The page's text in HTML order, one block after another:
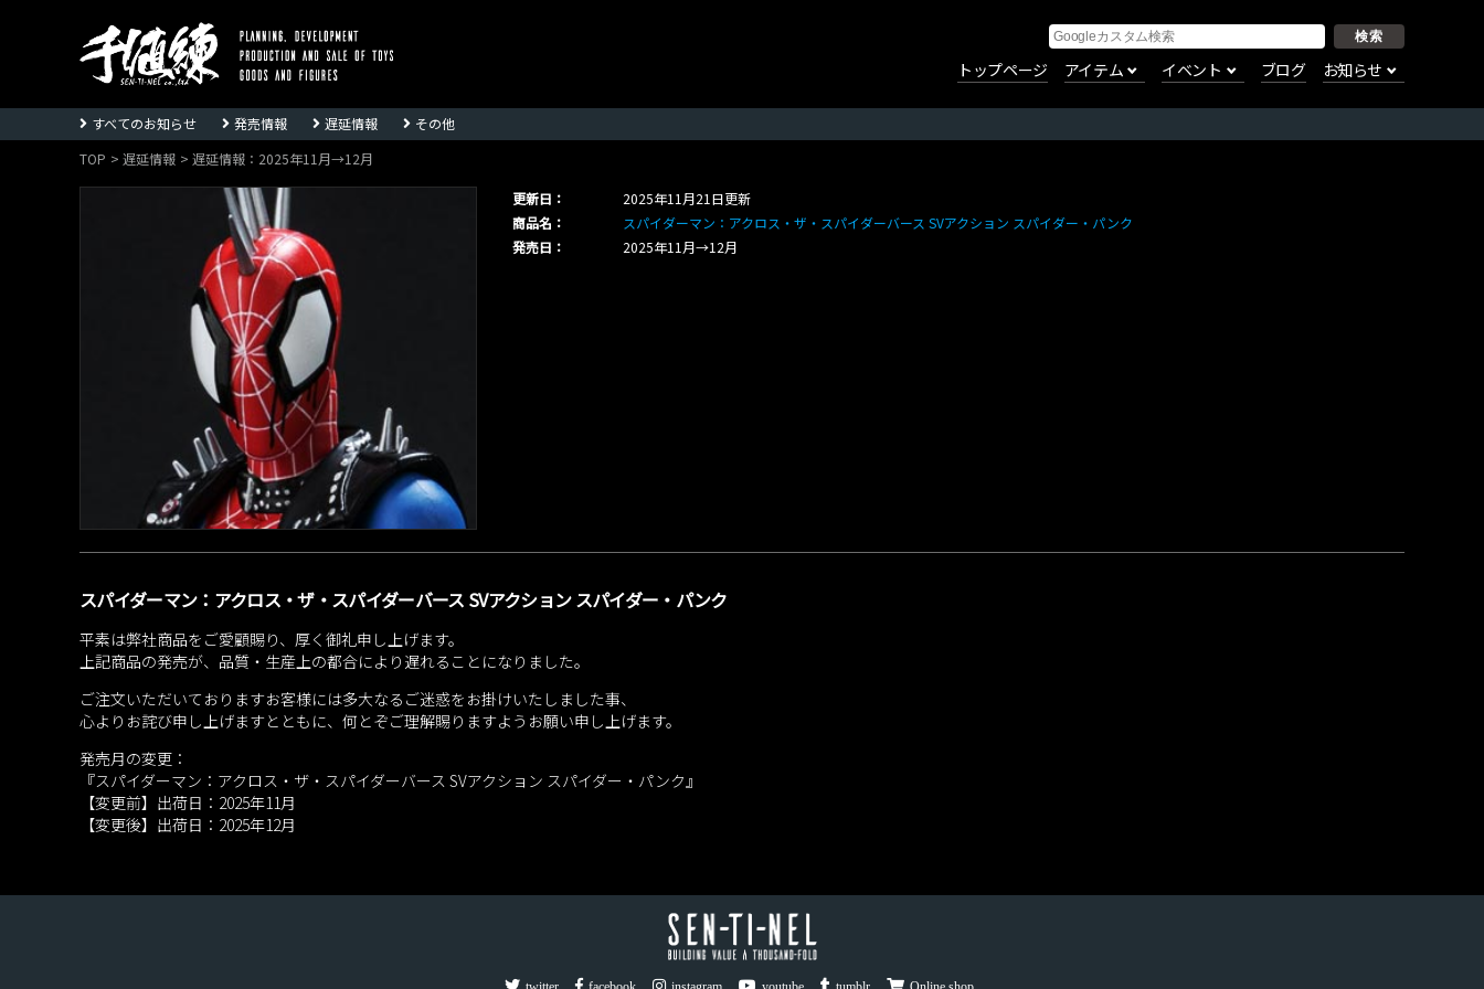
式
会
社
千
練
トップページ アイテム イベント ブログ お知らせ
すべてのお知らせ 発売情報 遅延情報
その他
TOP
遅延情報 遅延情報：2025年11月→12月
更新日：
2025年11月21日更新
商品名：
スパイダーマン：アクロス・ザ・スパイダーバース SVアクション スパイダー・パンク
発売日：
2025年11月→12月
スパイダーマン：アクロス・ザ・スパイダーバース SVアクション スパイダー・パンク
平素は弊社商品をご愛顧賜り、厚く御礼申し上げます。
上記商品の発売が、品質・生産上の都合により遅れることになりました。
ご注文いただいておりますお客様には多大なるご迷惑をお掛けいたしました事、
心よりお詫び申し上げますとともに、何とぞご理解賜りますようお願い申し上げます。
発売月の変更：
『スパイダーマン：アクロス・ザ・スパイダーバース SVアクション スパイダー・パンク』
【変更前】出荷日：2025年11月
【変更後】出荷日：2025年12月